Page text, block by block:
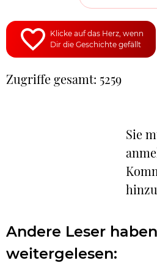
Klicke auf das Herz, wenn
Dir die Geschichte gefällt
Zugriffe gesamt: 5259
Sie
Andere Leser
weitergelesen: